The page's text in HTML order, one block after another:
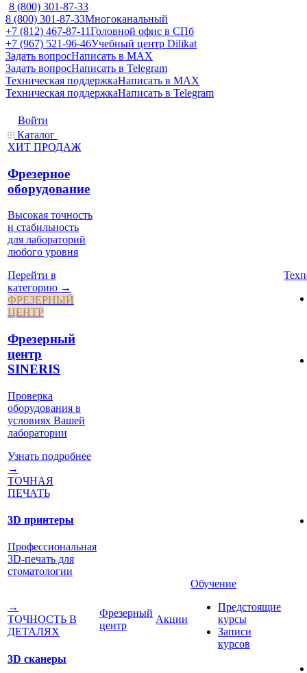
8 (800) 301-87-33
8 (800) 301-87-33Многоканальный
+7 (812) 467-87-11Головной офис в СПб
+7 (967) 521-96-46Учебный центр Dilikat
Задать вопросНаписать в MAX
Задать вопросНаписать в Telegram
Техническая поддержкаНаписать в MAX
Техническая поддержкаНаписать в Telegram
Войти
Каталог
ХИТ ПРОДАЖ
Фрезерное
оборудование
Высокая точность
и стабильность
для лабораторий
любого уровня
Перейти в
категорию →
ФРЕЗЕРНЫЙ
ЦЕНТР
Фрезерный
центр
SINERIS
Проверка
оборудования в
условиях Вашей
лаборатории
Узнать подробнее
→
ТОЧНАЯ
ПЕЧАТЬ
3D принтеры
Профессиональная
3D-печать для
стоматологии
→
ТОЧНОСТЬ В
ДЕТАЛЯХ
3D сканеры
Фрезерный
центр
Акции
Обучение
Предстоящие
курсы
Записи
курсов